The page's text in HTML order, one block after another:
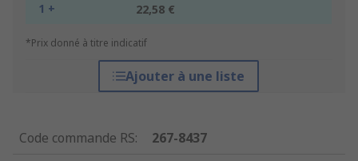
1 + 22,58 €
*Prix donné à titre indicatif
Ajouter à une liste
Code commande RS:
267-8437